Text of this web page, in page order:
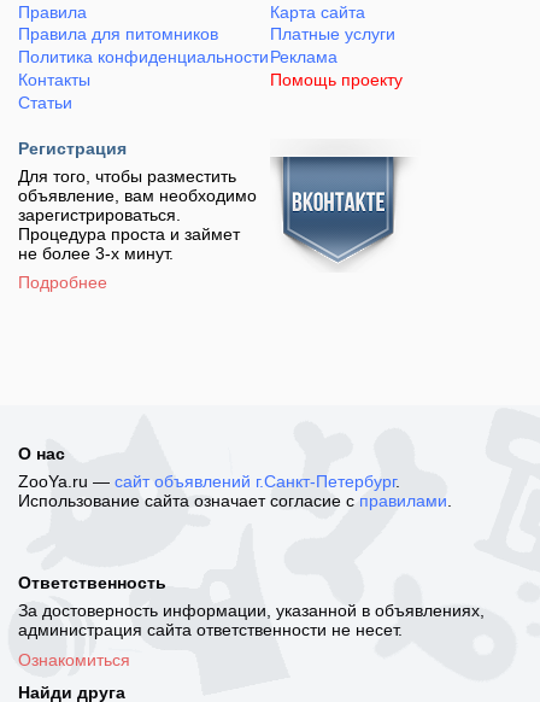
Правила
Правила для питомников
Политика конфиденциальности
Контакты
Статьи
Карта сайта
Платные услуги
Реклама
Помощь проекту
Регистрация
Для того, чтобы разместить
объявление, вам необходимо
зарегистрироваться.
Процедура проста и займет
не более 3-х минут.
Подробнее
О нас
ZooYa.ru — сайт объявлений г.Санкт-Петербург.
Использование сайта означает согласие с правилами
Ответственность
За достоверность информации, указанной в объявлениях,
администрация сайта ответственности не несет.
Ознакомиться
Найди друга